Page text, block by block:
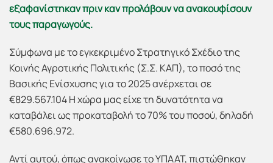
εξαφανίστηκαν πριν καν προλάβουν να ανακουφίσουν
τους παραγωγούς.
Σύμφωνα με το εγκεκριμένο Στρατηγικό Σχέδιο της
Κοινής Αγροτικής Πολιτικής (Σ.Σ. ΚΑΠ), το ποσό της
Βασικής Ενίσχυσης για το 2025 ανέρχεται σε
€829.567.104 Η χώρα μας είχε τη δυνατότητα να
καταβάλει ως προκαταβολή το 70% του ποσού, δηλαδή
€580.696.972.
Αντί αυτού, όπως ανακοίνωσε το ΥΠΑΑΤ, πιστώθηκαν